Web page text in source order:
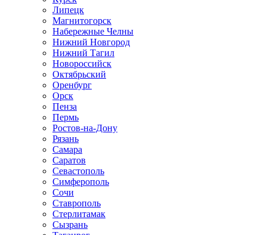
Липецк
Магнитогорск
Набережные Челны
Нижний Новгород
Нижний Тагил
Новороссийск
Октябрьский
Оренбург
Орск
Пенза
Пермь
Ростов-на-Дону
Рязань
Самара
Саратов
Севастополь
Симферополь
Сочи
Ставрополь
Стерлитамак
Сызрань